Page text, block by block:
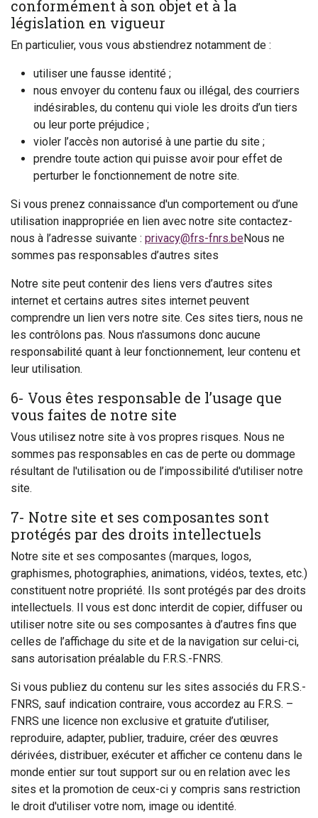
conformément à son objet et à la
législation en vigueur
En particulier, vous vous abstiendrez notamment de :
utiliser une fausse identité ;
nous envoyer du contenu faux ou illégal, des courriers
indésirables, du contenu qui viole les droits d’un tiers
ou leur porte préjudice ;
violer l’accès non autorisé à une partie du site ;
prendre toute action qui puisse avoir pour effet de
perturber le fonctionnement de notre site.
Si vous prenez connaissance d'un comportement ou d’une
utilisation inappropriée en lien avec notre site contactez-
nous à l’adresse suivante : privacy@frs-fnrs.beNous ne
sommes pas responsables d’autres sites
Notre site peut contenir des liens vers d’autres sites
internet et certains autres sites internet peuvent
comprendre un lien vers notre site. Ces sites tiers, nous ne
les contrôlons pas. Nous n'assumons donc aucune
responsabilité quant à leur fonctionnement, leur contenu et
leur utilisation.
6- Vous êtes responsable de l’usage que
vous faites de notre site
Vous utilisez notre site à vos propres risques. Nous ne
sommes pas responsables en cas de perte ou dommage
résultant de l'utilisation ou de l’impossibilité d'utiliser notre
site.
7- Notre site et ses composantes sont
protégés par des droits intellectuels
Notre site et ses composantes (marques, logos,
graphismes, photographies, animations, vidéos, textes, etc.)
constituent notre propriété. Ils sont protégés par des droits
intellectuels. Il vous est donc interdit de copier, diffuser ou
utiliser notre site ou ses composantes à d’autres fins que
celles de l’affichage du site et de la navigation sur celui-ci,
sans autorisation préalable du F.R.S.-FNRS.
Si vous publiez du contenu sur les sites associés du F.R.S.-
FNRS, sauf indication contraire, vous accordez au F.R.S. –
FNRS une licence non exclusive et gratuite d’utiliser,
reproduire, adapter, publier, traduire, créer des œuvres
dérivées, distribuer, exécuter et afficher ce contenu dans le
monde entier sur tout support sur ou en relation avec les
sites et la promotion de ceux-ci y compris sans restriction
le droit d'utiliser votre nom, image ou identité.